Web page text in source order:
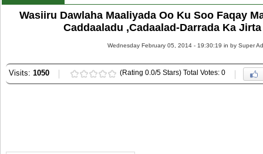
Wasiiru Dawlaha Maaliyada Oo Ku Soo Faqay
Caddaaladu ,Cadaalad-Darrada Ka
Wednesday February 05, 2014 - 19:30:19 in by Super
Visits: 1050 (Rating 0.0/5 Stars) Total Votes: 0